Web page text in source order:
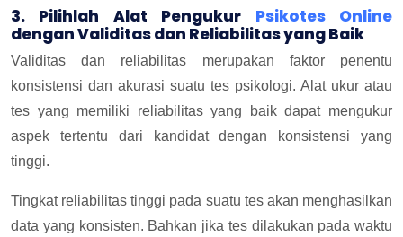
3. Pilihlah Alat Pengukur Psikotes Online
dengan Validitas dan Reliabilitas yang Baik
Validitas dan reliabilitas merupakan faktor penentu
konsistensi dan akurasi suatu tes psikologi. Alat ukur atau
tes yang memiliki reliabilitas yang baik dapat mengukur
aspek tertentu dari kandidat dengan konsistensi yang
tinggi.
Tingkat reliabilitas tinggi pada suatu tes akan menghasilkan
data yang konsisten. Bahkan jika tes dilakukan pada waktu